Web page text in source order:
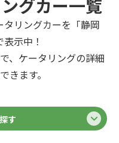
グカー一覧
リングカーを「静岡
示中！
、ケータリングの詳細
きます。
す